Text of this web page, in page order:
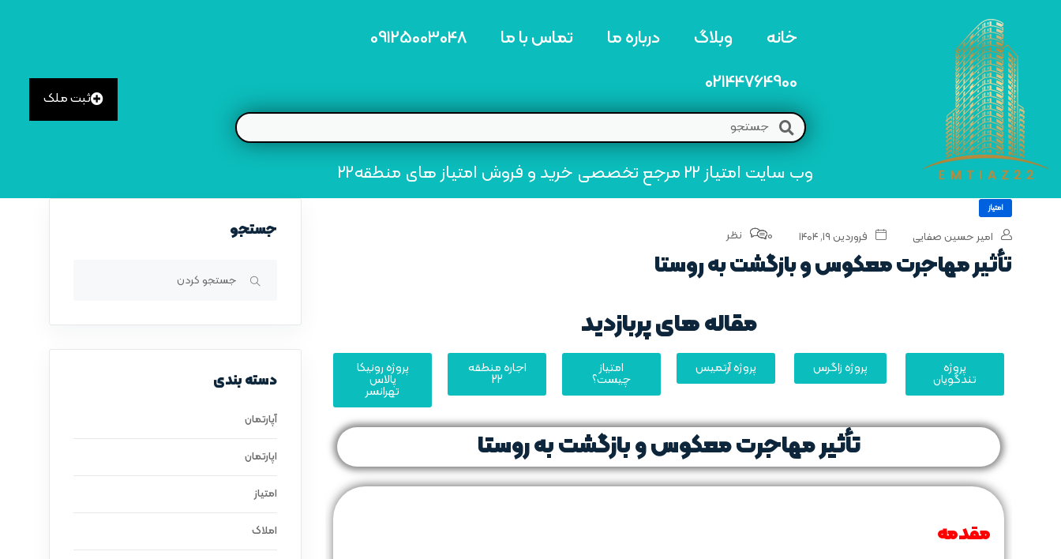
خانه وبلاگ درباره ما تماس با ما
09125003048
02144764900
وب سایت امتیاز 22 مرجع تخصصی خرید و فروش امتیاز های منطقه22
ثبت ملک
امتیاز
امیر حسین صفایی فروردین ۱۹, ۱۴۰۴ 0 نظر
تأثیر مهاجرت معکوس و بازگشت به روستا
مقاله های پربازدید
پروژه
تندگویان
پروژه زاگرس پروژه آرتمیس امتیاز
چیست؟
اجاره منطقه
22
پروژه رونیکا
پالاس
تهرانسر
تأثیر مهاجرت معکوس و بازگشت به روستا
مقدمه
جستجو
دسته بندی
آپارتمان
اپارتمان
امتیاز
املاک